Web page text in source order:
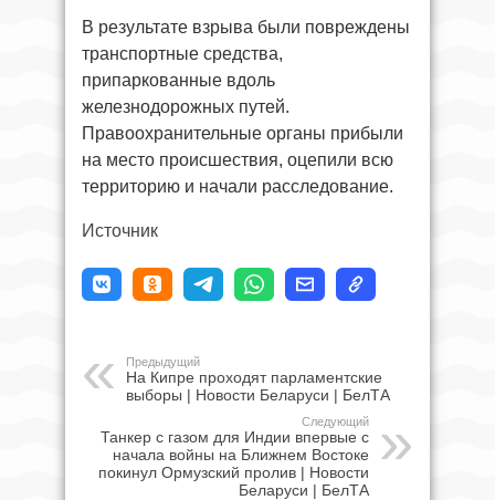
В результате взрыва были повреждены
транспортные средства,
припаркованные вдоль
железнодорожных путей.
Правоохранительные органы прибыли
на место происшествия, оцепили всю
территорию и начали расследование.
Источник
Предыдущий
На Кипре проходят парламентские
выборы | Новости Беларуси | БелТА
Следующий
Танкер с газом для Индии впервые с
начала войны на Ближнем Востоке
покинул Ормузский пролив | Новости
Беларуси | БелТА